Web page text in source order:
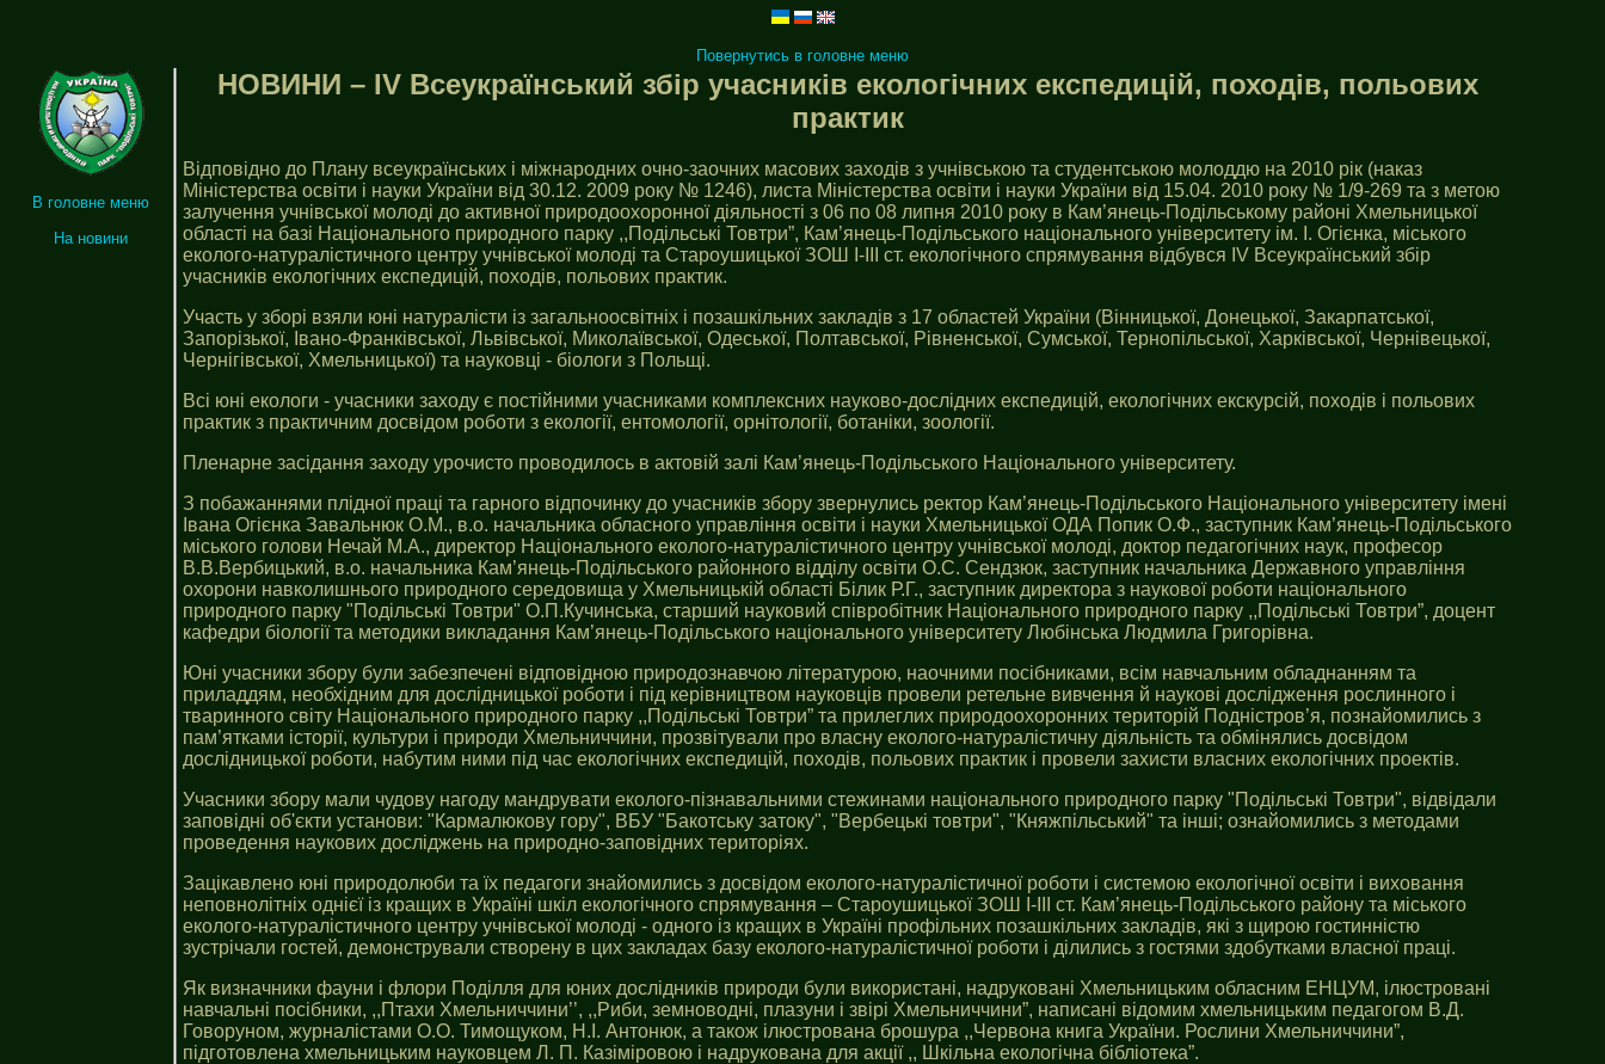
Повернутись в головне меню
В головне меню
На новини
НОВИНИ – ІV Всеукраїнський збір учасників екологічних експедицій, походів, польових
практик
Відповідно до Плану всеукраїнських і міжнародних очно-заочних масових заходів з учнівською та студентською молоддю на 2010 рік (наказ
Міністерства освіти і науки України від 30.12. 2009 року № 1246), листа Міністерства освіти і науки України від 15.04. 2010 року № 1/9-269 та з метою
залучення учнівської молоді до активної природоохоронної діяльності з 06 по 08 липня 2010 року в Кам’янець-Подільському районі Хмельницької
області на базі Національного природного парку ,,Подільські Товтри”, Кам’янець-Подільського національного університету ім. І. Огієнка, міського
еколого-натуралістичного центру учнівської молоді та Староушицької ЗОШ І-ІІІ ст. екологічного спрямування відбувся ІV Всеукраїнський збір
учасників екологічних експедицій, походів, польових практик.
Участь у зборі взяли юні натуралісти із загальноосвітніх і позашкільних закладів з 17 областей України (Вінницької, Донецької, Закарпатської,
Запорізької, Івано-Франківської, Львівської, Миколаївської, Одеської, Полтавської, Рівненської, Сумської, Тернопільської, Харківської, Чернівецької,
Чернігівської, Хмельницької) та науковці - біологи з Польщі.
Всі юні екологи - учасники заходу є постійними учасниками комплексних науково-дослідних експедицій, екологічних екскурсій, походів і польових
практик з практичним досвідом роботи з екології, ентомології, орнітології, ботаніки, зоології.
Пленарне засідання заходу урочисто проводилось в актовій залі Кам’янець-Подільського Національного університету.
З побажаннями плідної праці та гарного відпочинку до учасників збору звернулись ректор Кам’янець-Подільського Національного університету імені
Івана Огієнка Завальнюк О.М., в.о. начальника обласного управління освіти і науки Хмельницької ОДА Попик О.Ф., заступник Кам’янець-Подільського
міського голови Нечай М.А., директор Національного еколого-натуралістичного центру учнівської молоді, доктор педагогічних наук, професор
В.В.Вербицький, в.о. начальника Кам’янець-Подільського районного відділу освіти О.С. Сендзюк, заступник начальника Державного управління
охорони навколишнього природного середовища у Хмельницькій області Білик Р.Г., заступник директора з наукової роботи національного
природного парку "Подільські Товтри" О.П.Кучинська, старший науковий співробітник Національного природного парку ,,Подільські Товтри”, доцент
кафедри біології та методики викладання Кам’янець-Подільського національного університету Любінська Людмила Григорівна.
Юні учасники збору були забезпечені відповідною природознавчою літературою, наочними посібниками, всім навчальним обладнанням та
приладдям, необхідним для дослідницької роботи і під керівництвом науковців провели ретельне вивчення й наукові дослідження рослинного і
тваринного світу Національного природного парку ,,Подільські Товтри” та прилеглих природоохоронних територій Подністров’я, познайомились з
пам’ятками історії, культури і природи Хмельниччини, прозвітували про власну еколого-натуралістичну діяльність та обмінялись досвідом
дослідницької роботи, набутим ними під час екологічних експедицій, походів, польових практик і провели захисти власних екологічних проектів.
Учасники збору мали чудову нагоду мандрувати еколого-пізнавальними стежинами національного природного парку "Подільські Товтри", відвідали
заповідні об'єкти установи: "Кармалюкову гору", ВБУ "Бакотську затоку", "Вербецькі товтри", "Княжпільський" та інші; ознайомились з методами
проведення наукових досліджень на природно-заповідних територіях.
Зацікавлено юні природолюби та їх педагоги знайомились з досвідом еколого-натуралістичної роботи і системою екологічної освіти і виховання
неповнолітніх однієї із кращих в Україні шкіл екологічного спрямування – Староушицької ЗОШ І-ІІІ ст. Кам’янець-Подільського району та міського
еколого-натуралістичного центру учнівської молоді - одного із кращих в Україні профільних позашкільних закладів, які з щирою гостинністю
зустрічали гостей, демонстрували створену в цих закладах базу еколого-натуралістичної роботи і ділились з гостями здобутками власної праці.
Як визначники фауни і флори Поділля для юних дослідників природи були використані, надруковані Хмельницьким обласним ЕНЦУМ, ілюстровані
навчальні посібники, ,,Птахи Хмельниччини’’, ,,Риби, земноводні, плазуни і звірі Хмельниччини”, написані відомим хмельницьким педагогом В.Д.
Говоруном, журналістами О.О. Тимощуком, Н.І. Антонюк, а також ілюстрована брошура ,,Червона книга України. Рослини Хмельниччини”,
підготовлена хмельницьким науковцем Л. П. Казіміровою і надрукована для акції ,, Шкільна екологічна бібліотека”.